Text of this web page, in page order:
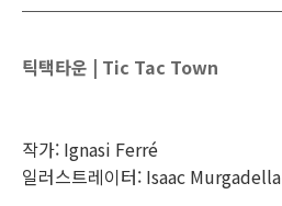
틱택타운 | Tic Tac Town
작가: Ignasi Ferré
일러스트레이터: Isaac Murgadella